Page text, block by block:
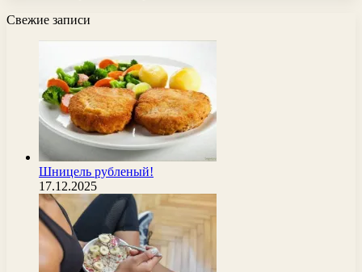
Свежие записи
Шницель рубленый!
17.12.2025